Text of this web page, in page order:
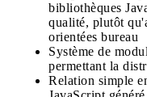
bibliothèques
qualité, plutôt
orientées bureau
Système de
permettant la
Relation simple